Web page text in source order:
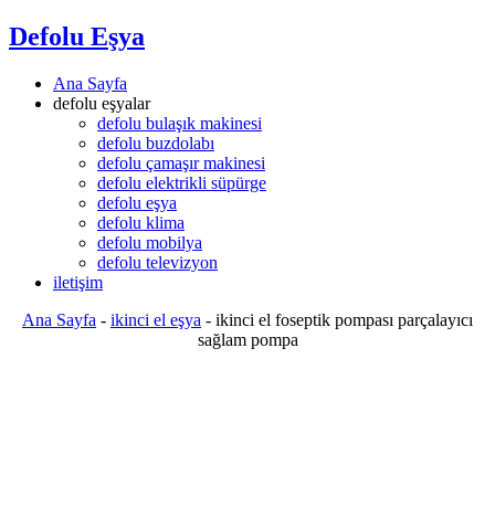
Defolu Eşya
Ana Sayfa
defolu eşyalar
defolu bulaşık makinesi
defolu buzdolabı
defolu çamaşır makinesi
defolu elektrikli süpürge
defolu eşya
defolu klima
defolu mobilya
defolu televizyon
iletişim
Ana Sayfa - ikinci el eşya - ikinci el foseptik pompası parçalayıcı
sağlam pompa